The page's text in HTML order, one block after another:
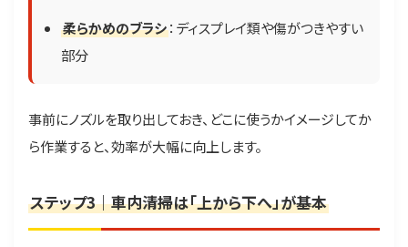
柔らかめのブラシ：ディスプレイ類や傷がつきやすい
部分
事前にノズルを取り出しておき、どこに使うかイメージしてか
ら作業すると、効率が大幅に向上します。
ステップ3｜車内清掃は「上から下へ」が基本